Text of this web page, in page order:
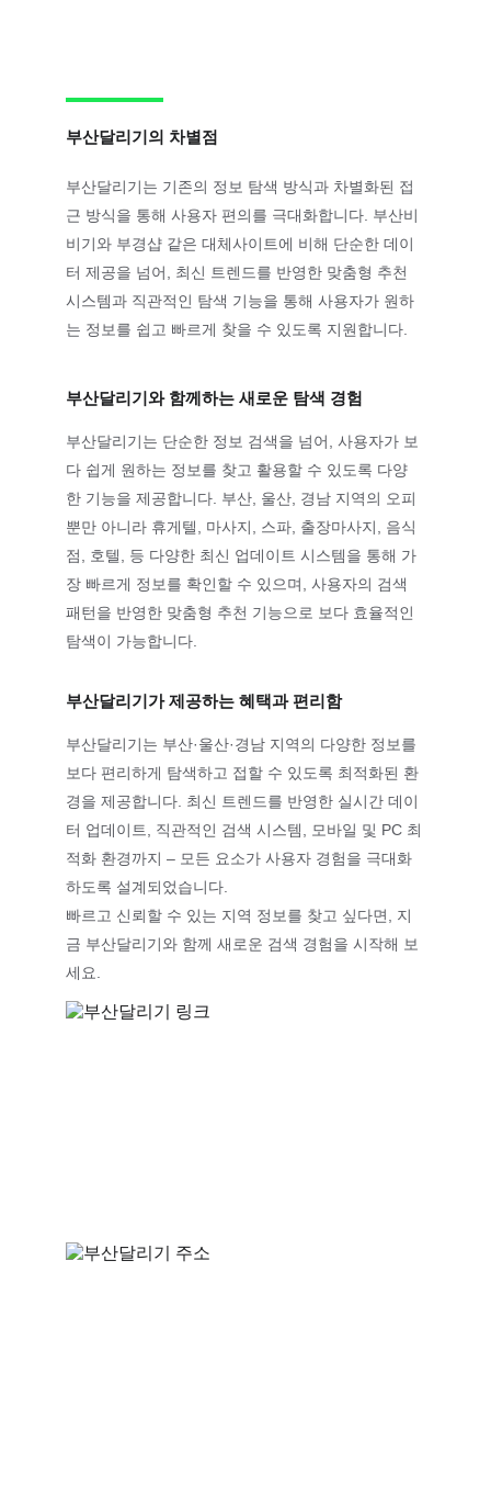
부산달리기의 차별점
부산달리기는 기존의 정보 탐색 방식과 차별화된 접
근 방식을 통해 사용자 편의를 극대화합니다. 부산비
비기와 부경샵 같은 대체사이트에 비해 단순한 데이
터 제공을 넘어, 최신 트렌드를 반영한 맞춤형 추천
시스템과 직관적인 탐색 기능을 통해 사용자가 원하
는 정보를 쉽고 빠르게 찾을 수 있도록 지원합니다.
부산달리기는 단순한 정보 검색을 넘어, 사용자가 보
다 쉽게 원하는 정보를 찾고 활용할 수 있도록 다양
한 기능을 제공합니다. 부산, 울산, 경남 지역의 오피
뿐만 아니라 휴게텔, 마사지, 스파, 출장마사지
음식
점
, 호텔, 등 다양한 최신 업데이트 시스템을 통해 가
장 빠르게 정보를 확인할 수 있으며, 사용자의 검색
패턴을 반영한 맞춤형 추천 기능으로 보다 효율적인
탐색이 가능합니다.
부산달리기가 제공하는 혜택과 편리함
부산달리기와 함께하는 새로운 탐색 경험
부산달리기는 부산·울산·경남 지역의 다양한 정보를
보다 편리하게 탐색하고 접할 수 있도록 최적화된 환
경을 제공합니다. 최신 트렌드를 반영한 실시간 데이
터 업데이트, 직관적인 검색 시스템, 모바일 및 PC 최
적화 환경까지 – 모든 요소가 사용자 경험을 극대화
하도록 설계되었습니다.
빠르고 신뢰할 수 있는 지역 정보를 찾고 싶다면, 지
금 부산달리기와 함께 새로운 검색 경험을 시작해 보
세요.